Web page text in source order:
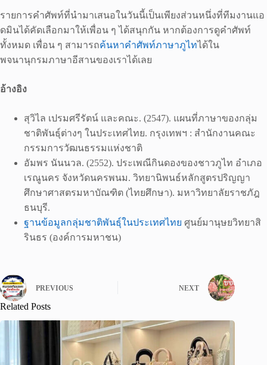
รายการคำศัพท์ที่นำมาเสนอในวันนี้เป็นเพียงส่วนหนึ่งที่ทีมงานแอ
ดมินได้คัดเลือกมาให้เพื่อน ๆ ได้สนุกกัน หากต้องการดูคำศัพท์
ทั้งหมด เพื่อน ๆ สามารถค้นหาคำศัพท์ภาษาภูไทได้ใน
พจนานุกรมภาษาอีสานของเราได้เลย
อ้างอิง
สุวิไล เปรมศรีรัตน์ และคณะ. (2547). แผนที่ภาษาของกลุ่ม
ชาติพันธุ์ต่างๆ ในประเทศไทย. กรุงเทพฯ : สำนักงานคณะ
กรรมการวัฒนธรรมแห่งชาติ
อัมพร นันนวล. (2552). ประเพณีกินดองของชาวภูไท อำเภอ
เรณูนคร จังหวัดนครพนม. วิทยานิพนธ์หลักสูตรปริญญา
ศึกษาศาสตรมหาบัณฑิต (ไทยศึกษา). มหาวิทยาลัยราชภัฎ
ธนบุรี.
ฐานข้อมูลกลุ่มชาติพันธุ์ในประเทศไทย ศูนย์มานุษยวิทยาสิ
รินธร (องค์การมหาชน)
PREVIOUS NEXT
Related Posts